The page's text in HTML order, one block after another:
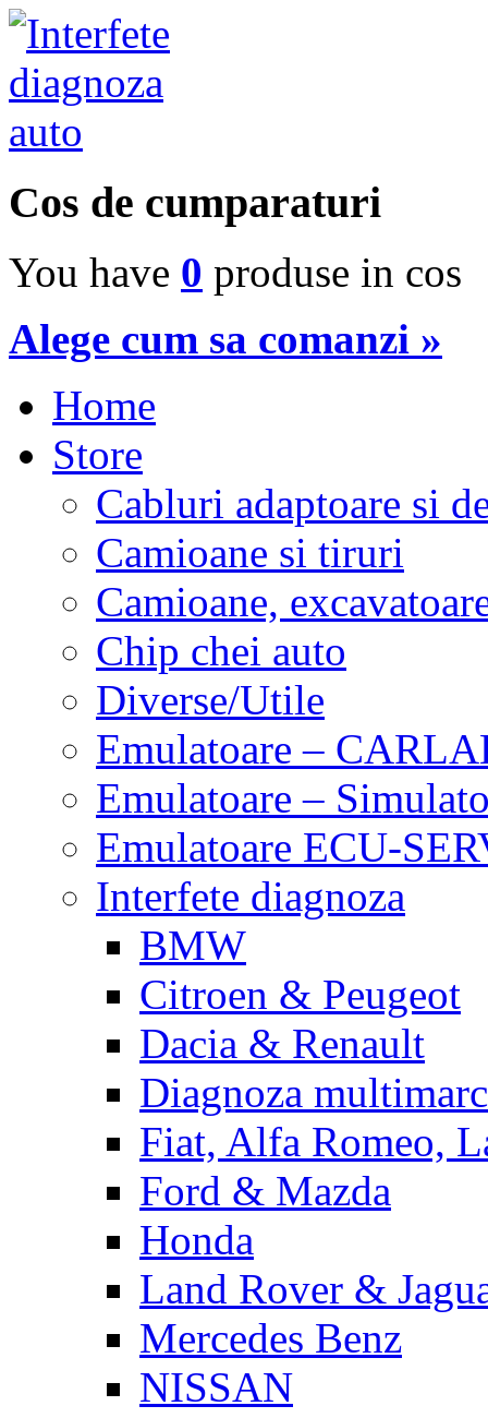
Cos de cumparaturi
You have 0 produse in cos
Alege cum sa comanzi »
Home
Store
Cabluri adaptoare si
Camioane si tiruri
Camioane,
Chip chei auto
Diverse/Utile
Emulatoare –
Emulatoare –
Emulatoare ECU-
Interfete diagnoza
BMW
Citroen & Peugeot
Dacia & Renault
Diagnoza
Fiat, Alfa Romeo,
Ford & Mazda
Honda
Land Rover &
Mercedes Benz
NISSAN